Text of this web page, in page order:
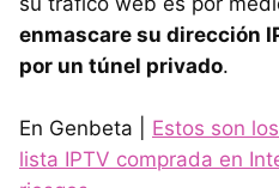
enmascare su dirección
por un túnel privado.
En Genbeta | Estos son
lista IPTV comprada en